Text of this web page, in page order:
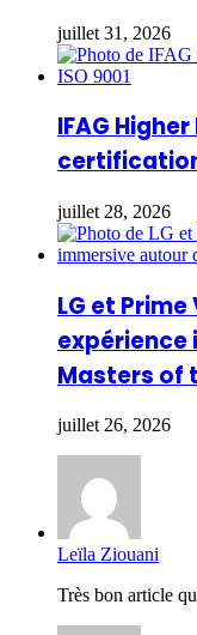
juillet 31, 2026
IFAG
certification
juillet 28, 2026
LG et
expérience
Masters of
juillet 26, 2026
Leïla Ziouani
Très bon article